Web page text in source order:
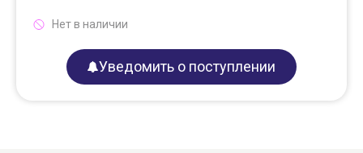
Нет в наличии
Уведомить о поступлении